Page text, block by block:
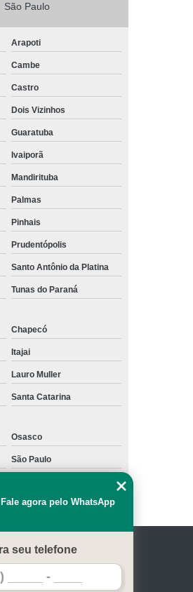
São Paulo
Arapoti
Cambe
Castro
Dois Vizinhos
Guaratuba
Ivaiporã
Mandirituba
Palmas
Pinhais
Prudentópolis
Santo Antônio da Platina
Tunas do Paraná
Chapecó
Itajai
Lauro Muller
Santa Catarina
Osasco
São Paulo
Código Penal –Lei 9610/98 - Lei de
agora pelo WhatsApp
seu telefone